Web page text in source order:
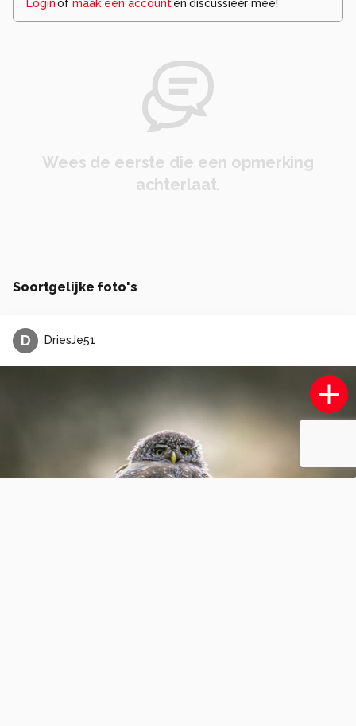
Loginof maak een account en discussieer mee!
Wees de eerste die een opmerking
achterlaat.
Soortgelijke foto's
D DriesJe51